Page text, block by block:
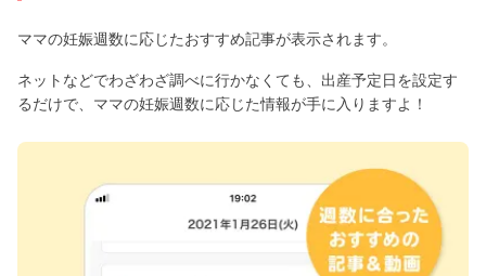
ママの妊娠週数に応じたおすすめ記事が表示されます。
ネットなどでわざわざ調べに行かなくても、出産予定日を設定す
るだけで、ママの妊娠週数に応じた情報が手に入りますよ！